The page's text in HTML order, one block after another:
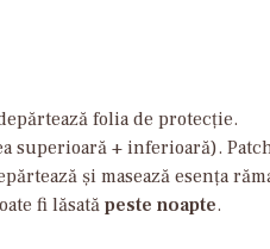
folia de protecție.
superioară + inferioară).
și masează esența
fi lăsată peste noapte.